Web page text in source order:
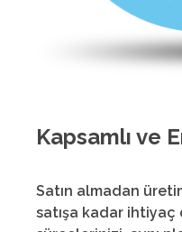
Kapsamlı ve
Satın almadan
satışa kadar